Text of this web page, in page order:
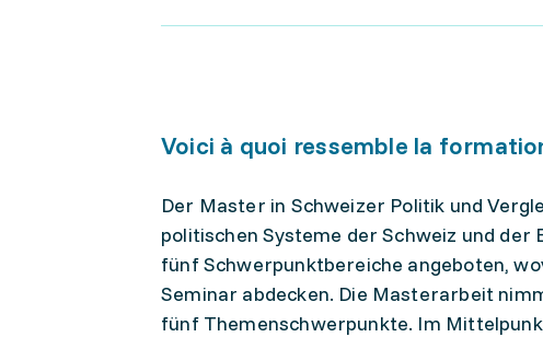
Voici à quoi ressemble la
Der Master in Schweizer Politik und
politischen Systeme der Schweiz und der
fünf Schwerpunktbereiche angeboten,
Seminar abdecken. Die Masterarbeit
fünf Themenschwerpunkte. Im